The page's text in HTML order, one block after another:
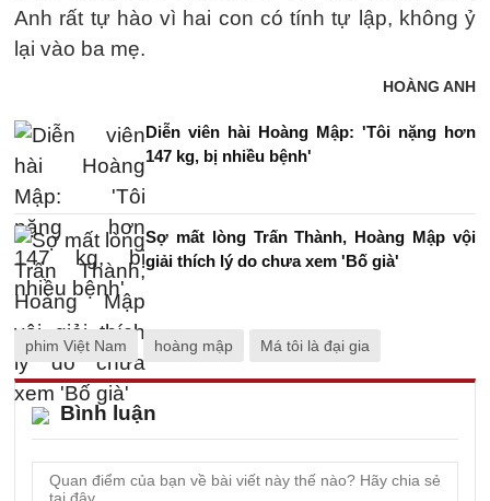
Anh rất tự hào vì hai con có tính tự lập, không ỷ
lại vào ba mẹ.
HOÀNG ANH
Diễn viên hài Hoàng Mập: 'Tôi nặng hơn
147 kg, bị nhiều bệnh'
Sợ mất lòng Trấn Thành, Hoàng Mập vội
giải thích lý do chưa xem 'Bố già'
phim Việt Nam hoàng mập Má tôi là đại gia
Bình luận